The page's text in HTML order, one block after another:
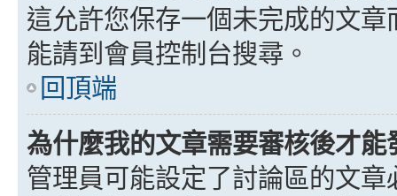
這允許您保存一個未完成的文
能請到會員控制台搜尋。
回頂端
為什麼我的文章需要審核後才能
管理員可能設定了討論區的文